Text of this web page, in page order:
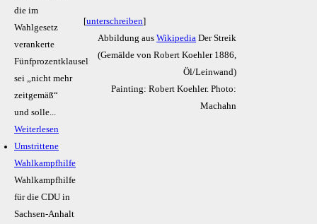
die im
Wahlgesetz
verankerte
Fünfprozentklausel
sei „nicht mehr
zeitgemäß“
und solle...
Weiterlesen
Umstrittene
Wahlkampfhilfe
Wahlkampfhilfe
für die CDU in
Sachsen-Anhalt
[unterschreiben]
Abbildung ausWikipedia Der Streik
(Gemälde von Robert Koehler 1886,
Öl/Leinwand)
Painting: Robert Koehler. Photo:
Machahn